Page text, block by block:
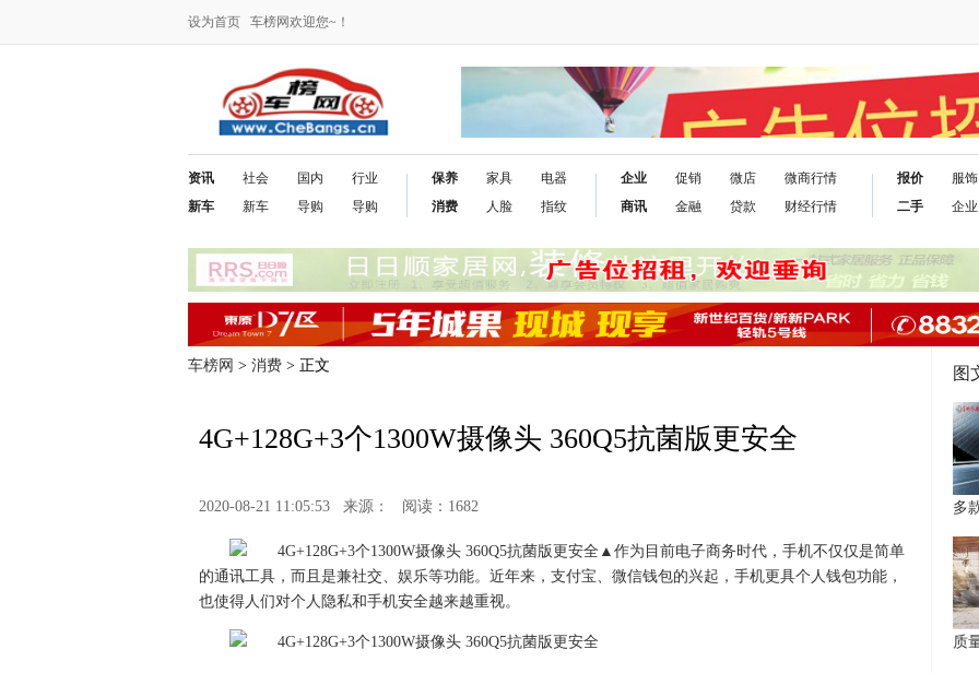
设为首页 车榜网欢迎您~！
资讯
新车
社会
新车
国内
导购
行业
导购
保养
消费
家具
人脸
电器
指纹
企业
商讯
促销
金融
微店
贷款
微商行情
财经行情
报价
二手
服饰
企业
车榜网 > 消费 > 正文
4G+128G+3个1300W摄像头 360Q5抗菌版更安全
2020-08-21 11:05:53 来源： 阅读：1682
▲作为目前电子商务时代，手机不仅仅是简单
的通讯工具，而且是兼社交、娱乐等功能。近年来，支付宝、微信钱包的兴起，手机更具个人钱包功能，
也使得人们对个人隐私和手机安全越来越重视。
图
多
质